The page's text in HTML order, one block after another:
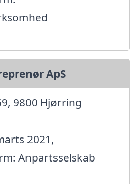
ApS
9800 Hjørring
2021,
Anpartsselskab